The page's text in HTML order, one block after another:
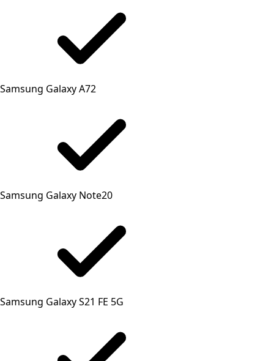
Samsung Galaxy A72
Samsung Galaxy Note20
Samsung Galaxy S21 FE 5G